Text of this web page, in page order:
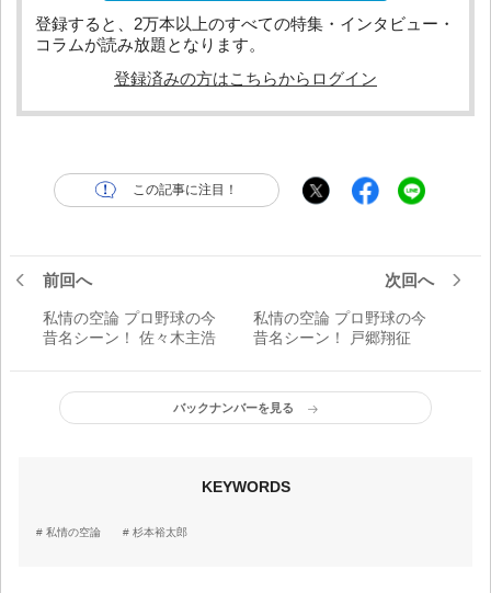
登録すると、2万本以上のすべての特集・インタビュー・
コラムが読み放題となります。
登録済みの方はこちらからログイン
この記事に注目！
前回へ
私情の空論 プロ野球の今
昔名シーン！ 佐々木主浩
次回へ
私情の空論 プロ野球の今
昔名シーン！ 戸郷翔征
バックナンバーを見る
KEYWORDS
私情の空論 杉本裕太郎